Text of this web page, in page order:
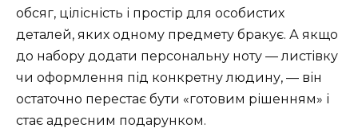
обсяг, цілісність і простір для особистих
деталей, яких одному предмету бракує. А якщо
до набору додати персональну ноту — листівку
чи оформлення під конкретну людину, — він
остаточно перестає бути «готовим рішенням» і
стає адресним подарунком.